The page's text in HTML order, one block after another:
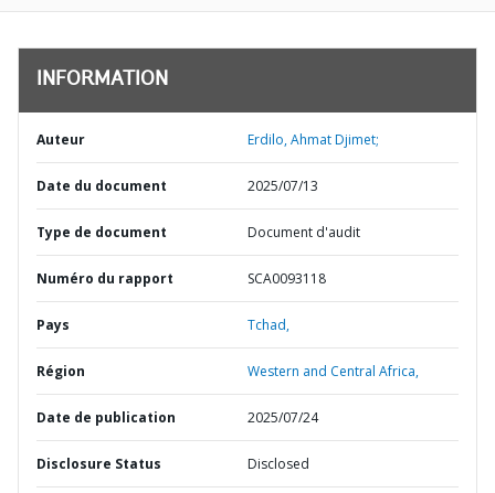
INFORMATION
Auteur Erdilo, Ahmat Djimet;
Date du document 2025/07/13
Type de document Document d'audit
Numéro du rapport SCA0093118
Pays Tchad,
Région Western and Central Africa,
Date de publication 2025/07/24
Disclosure Status Disclosed